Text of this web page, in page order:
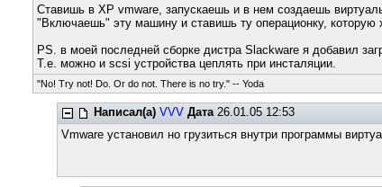
Ставишь в XP vmware, запускаешь и в нем создаешь
"Включаешь" эту машину и ставишь ту операционку, которую
PS. в моей последней сборке дистра Slackware я добавил
Т.е. можно и scsi устройства цеплять при инсталяции.
"No! Try not! Do. Or do not. There is no try." -- Yoda
Написал(а) VVV Дата26.01.05 12:53
Vmware установил но грузиться внутри программы